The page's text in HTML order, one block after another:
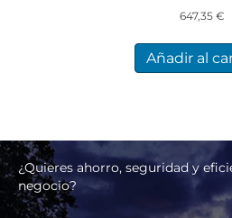
647,35 €
Añadir al
¿Quieres ahorro, seguridad y
negocio?